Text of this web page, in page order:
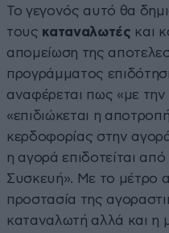
Το γεγονός αυτό θα
τους καταναλωτές και
απομείωση της
προγράμματος
αναφέρεται πως «με την
«επιδιώκεται η
κερδοφορίας στην
η αγορά επιδοτείται
Συσκευή». Με το μέτρο
προστασία της
καταναλωτή αλλά και η